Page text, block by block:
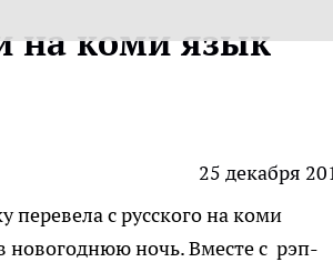
на коми язык
25 декабря
с русского на коми
новогоднюю ночь. Вместе с рэп-